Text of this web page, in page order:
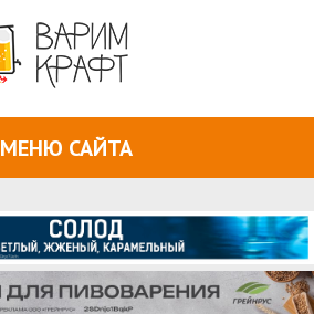
МЕНЮ САЙТА